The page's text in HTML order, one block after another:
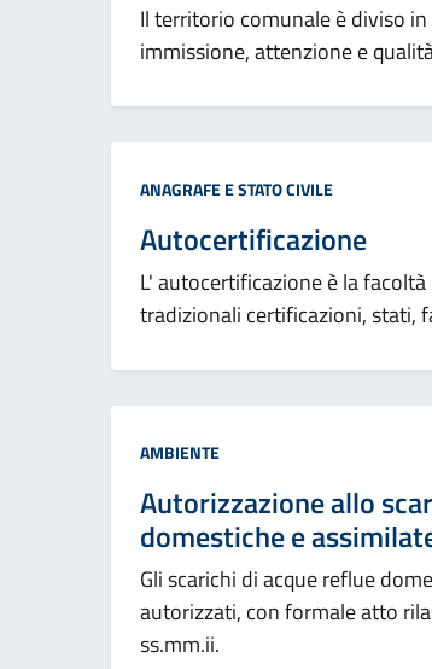
Il territorio comunale è diviso
immissione, attenzione e
Categoria:
ANAGRAFE E STATO CIVILE
Autocertificazione
L' autocertificazione è la
tradizionali certificazioni, stati,
Categoria:
AMBIENTE
Autorizzazione allo
domestiche e
Gli scarichi di acque reflue
autorizzati, con formale atto
ss.mm.ii.